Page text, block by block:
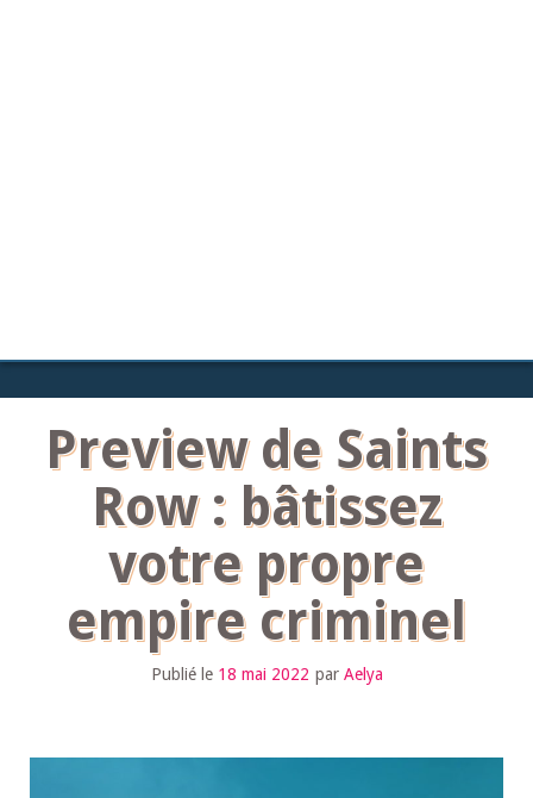
Preview de Saints
Row : bâtissez
votre propre
empire criminel
Publié le 18 mai 2022 par Aelya